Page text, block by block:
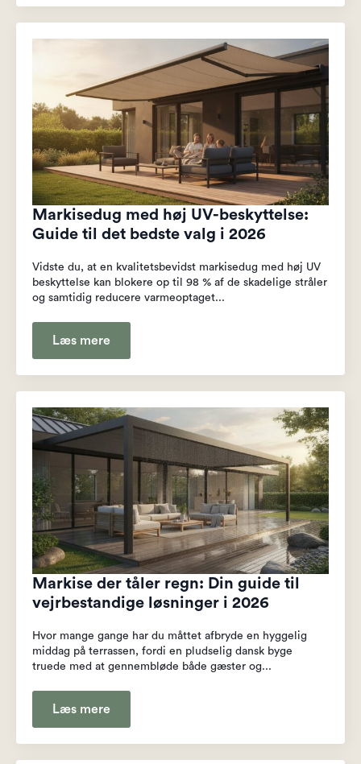
Markisedug med høj UV-beskyttelse:
Guide til det bedste valg i 2026
Vidste du, at en kvalitetsbevidst markisedug med høj UV
beskyttelse kan blokere op til 98 % af de skadelige stråler
og samtidig reducere varmeoptaget...
Læs mere
Markise der tåler regn: Din guide til
vejrbestandige løsninger i 2026
Hvor mange gange har du måttet afbryde en hyggelig
middag på terrassen, fordi en pludselig dansk byge
truede med at gennembløde både gæster og...
Læs mere